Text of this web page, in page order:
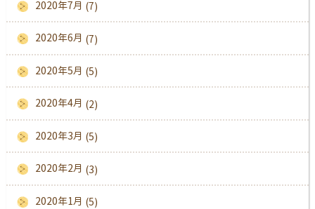
2020年7月 (7)
2020年6月 (7)
2020年5月 (5)
2020年4月 (2)
2020年3月 (5)
2020年2月 (3)
2020年1月 (5)